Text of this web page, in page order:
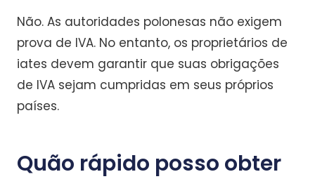
Não. As autoridades polonesas não exigem
prova de IVA. No entanto, os proprietários de
iates devem garantir que suas obrigações
de IVA sejam cumpridas em seus próprios
países.
Quão rápido posso obter